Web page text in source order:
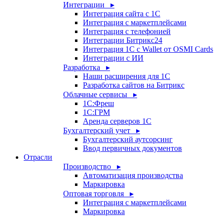
Интеграции ▸
Интеграция сайта с 1С
Интеграция с маркетплейсами
Интеграция с телефонией
Интеграции Битрикс24
Интеграция 1С с Wallet от OSMI Cards
Интеграции с ИИ
Разработка ▸
Наши расширения для 1С
Разработка сайтов на Битрикс
Облачные сервисы ▸
1С:Фреш
1С:ГРМ
Аренда серверов 1С
Бухгалтерский учет ▸
Бухгалтерский аутсорсинг
Ввод первичных документов
Отрасли
Производство ▸
Автоматизация производства
Маркировка
Оптовая торговля ▸
Интеграция с маркетплейсами
Маркировка